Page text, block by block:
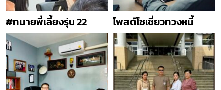
#ทนายพี่เลี้ยงรุ่น 22 โพสต์โซเชี่ยวทวงหนี้